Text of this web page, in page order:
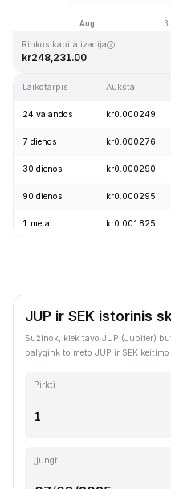
Rinkos kapitalizacija
kr248,231.00
Laikotarpis Aukšta
24 valandos kr0.000249
7 dienos kr0.000276
30 dienos kr0.000290
90 dienos kr0.000295
1 metai kr0.001825
JUP ir SEK istorinis
Sužinok, kiek tavo JUP (Jupiter)
palygink to meto JUP ir SEK
Pirkti
Įjungti